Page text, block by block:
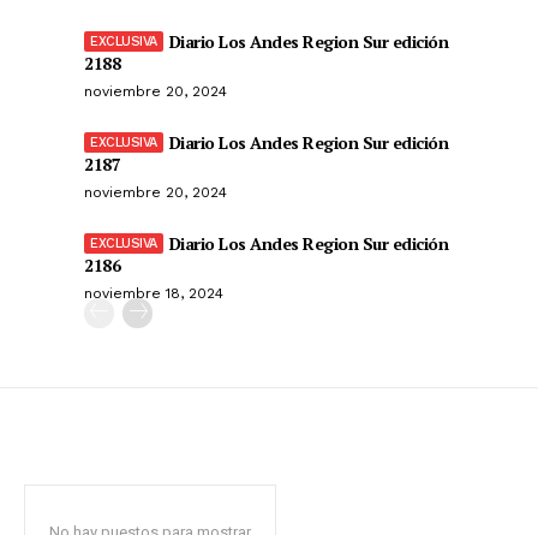
Diario Los Andes Region Sur edición
2188
noviembre 20, 2024
Diario Los Andes Region Sur edición
2187
noviembre 20, 2024
Diario Los Andes Region Sur edición
2186
noviembre 18, 2024